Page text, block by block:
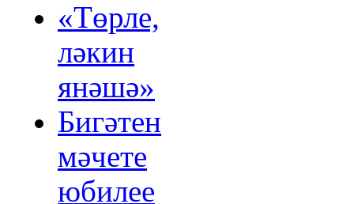
«Төрле,
ләкин
янәшә»
Бигәтен
мәчете
юбилее